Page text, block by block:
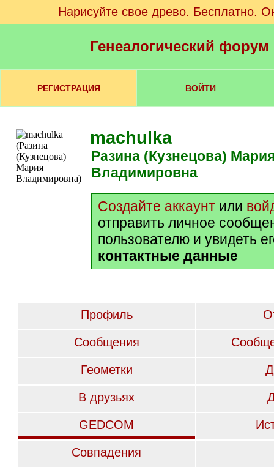
Нарисуйте свое древо. Бесплатно.
Генеалогический
РЕГИСТРАЦИЯ ВОЙТИ
machulka
Разина (Кузнецова) Мария
Владимировна
Создайте аккаунт или
отправить личное
пользователю и увидеть
контактные данные
Профиль
Сообщения
Геометки
В друзьях
GEDCOM
Совпадения